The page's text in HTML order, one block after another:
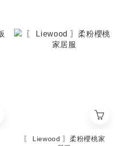
〖 Liewood 〗柔粉櫻桃家